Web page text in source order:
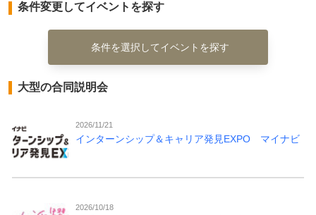
条件変更してイベントを探す
条件を選択してイベントを探す
大型の合同説明会
2026/11/21
インターンシップ＆キャリア発見EXPO マイナビ
2026/10/18